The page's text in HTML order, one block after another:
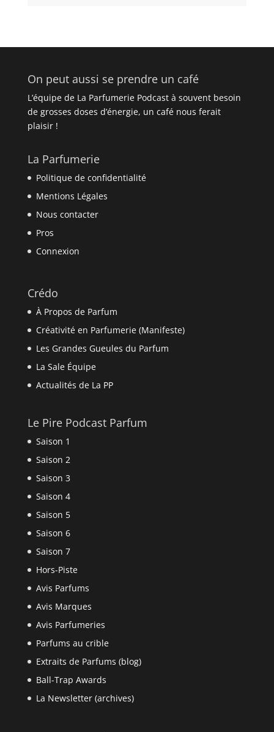
On peut aussi se prendre un café
L’équipe de La Parfumerie Podcast à souvent besoin
de grosses doses d’énergie, un café nous ferait
plaisir !
La Parfumerie
Politique de confidentialité
Mentions Légales
Nous contacter
Pros
Connexion
Crédo
À Propos de Parfum
Créativité en Parfumerie (Manifeste)
Les Grandes Gueules du Parfum
La Sale Équipe
Actualités de La PP
Le Pire Podcast Parfum
Saison 1
Saison 2
Saison 3
Saison 4
Saison 5
Saison 6
Saison 7
Hors-Piste
Avis Parfums
Avis Marques
Avis Parfumeries
Parfums au crible
Extraits de Parfums (blog)
Ball-Trap Awards
La Newsletter (archives)